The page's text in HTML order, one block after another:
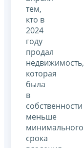
тем,
кто в
2024
году
продал
недвижимость,
которая
была
в
собственности
меньше
минимального
срока